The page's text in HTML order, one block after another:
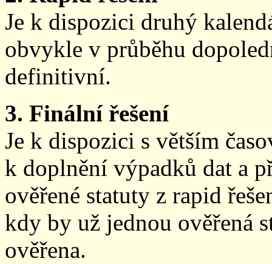
Je k dispozici druhý
obvykle v průběhu
definitivní.
3. Finální řešení
Je k dispozici s větším
k doplnění výpadků dat a
ověřené statuty z rapid
kdy by už jednou ověřená
ověřena.